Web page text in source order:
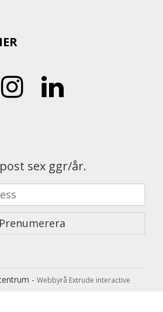
sex ggr/år.
- Webbyrå Extrude interactive